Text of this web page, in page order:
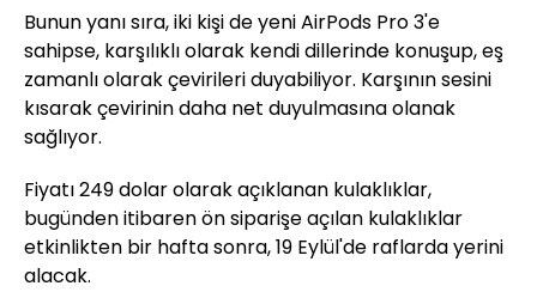
Bunun yanı sıra, iki kişi de yeni AirPods Pro 3'e
sahipse, karşılıklı olarak kendi dillerinde konuşup, eş
zamanlı olarak çevirileri duyabiliyor. Karşının sesini
kısarak çevirinin daha net duyulmasına olanak
sağlıyor.
Fiyatı 249 dolar olarak açıklanan kulaklıklar,
bugünden itibaren ön siparişe açılan kulaklıklar
etkinlikten bir hafta sonra, 19 Eylül'de raflarda yerini
alacak.